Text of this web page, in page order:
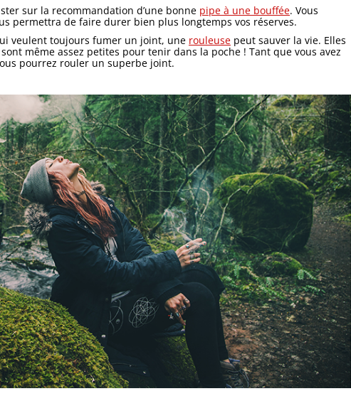
sur la recommandation d’une bonne pipe à une bouffée. Vous
permettra de faire durer bien plus longtemps vos réserves.
veulent toujours fumer un joint, une rouleuse peut sauver la vie. Elles
même assez petites pour tenir dans la poche ! Tant que vous avez
pourrez rouler un superbe joint.